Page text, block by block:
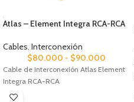
Atlas – Element Integra RCA-RCA
Cables, Interconexión
$80.000 - $90.000
Cable de interconexión Atlas Element
Integra RCA-RCA